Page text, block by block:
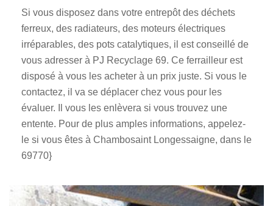
Si vous disposez dans votre entrepôt des déchets
ferreux, des radiateurs, des moteurs électriques
irréparables, des pots catalytiques, il est conseillé de
vous adresser à PJ Recyclage 69. Ce ferrailleur est
disposé à vous les acheter à un prix juste. Si vous le
contactez, il va se déplacer chez vous pour les
évaluer. Il vous les enlèvera si vous trouvez une
entente. Pour de plus amples informations, appelez-
le si vous êtes à Chambosaint Longessaigne, dans le
69770}